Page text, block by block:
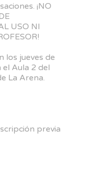
¡NO
USO NI
los jueves de
el Aula 2 del
La Arena.
previa